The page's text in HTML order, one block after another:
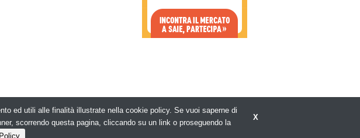
ROC 5836 -Privacy policy X
ed utili alle finalità illustrate nella cookie policy. Se vuoi saperne di
scorrendo questa pagina, cliccando su un link o proseguendo la